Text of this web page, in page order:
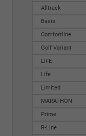
Alltrack
Basis
Comfortline
Golf Variant
LIFE
Life
Limited
MARATHON
Prime
R-Line